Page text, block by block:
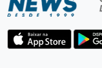
Obra de R$ 3,1
estacionamento do